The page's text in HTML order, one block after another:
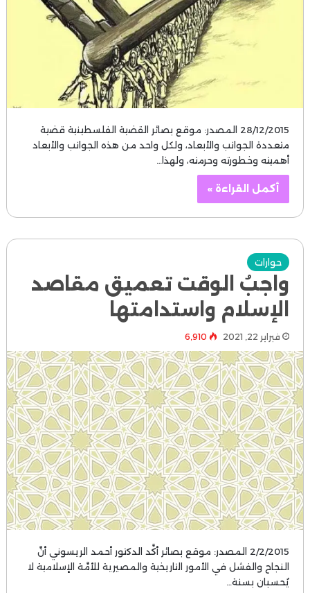
28/12/2015 المصدر: موقع بصائر القضية الفلسطينية قضية
متعددة الجوانب والأبعاد، ولكل واحد من هذه الجوانب والأبعاد
أهميته وخطورته وحرمته، ولهذا…
أكمل القراءة »
حوارات
واجبُ الوقت تعميق مقاصد
الإسلام واستدامتها
فبراير 22, 2021 6٬910
2/2/2015 المصدر: موقع بصائر أكَّد الدكتور أحمد الريسوني أنَّ
النجاح والفشل في الأمور التاريخية والمصيرية للأمَّة الإسلامية لا
يُحسبان بسنة…